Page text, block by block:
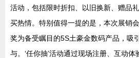
活动，包括限时折扣、以旧换新、赠品
买热情。特别值得一提的是，本次展销
奖为备受瞩目的5S土豪金数码产品，吸
与。‘任你抽’活动通过现场注册、互动体